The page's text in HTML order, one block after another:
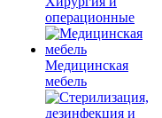
операционные
Медицинская
мебель